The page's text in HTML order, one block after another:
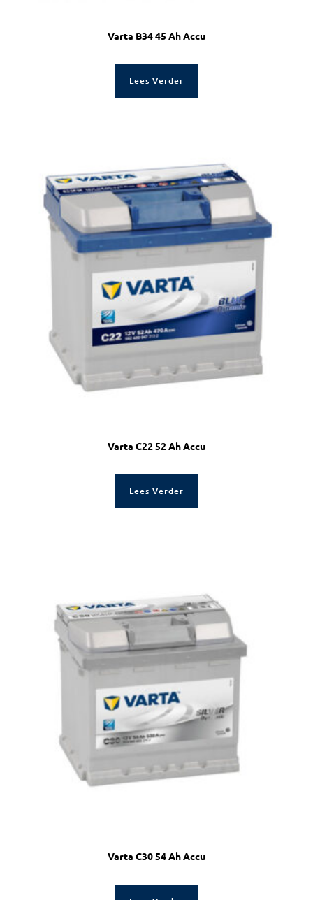
Varta B34 45 Ah Accu
Lees Verder
Varta C22 52 Ah Accu
Lees Verder
Varta C30 54 Ah Accu